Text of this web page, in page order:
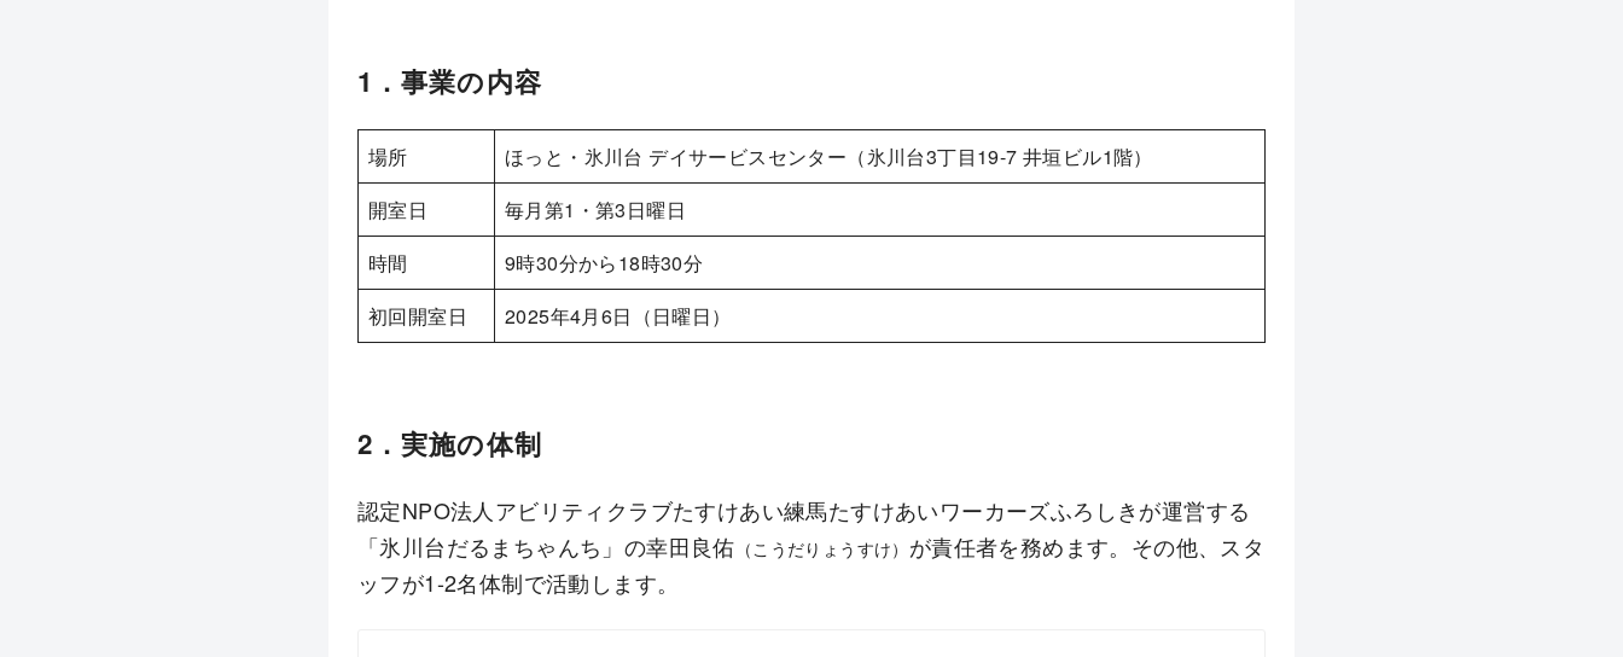
1．事業の内容
場所
ほっと・氷川台 デイサービスセンター（氷川台3丁目19-7 井垣ビル1階）
開室日
毎月第1・第3日曜日
時間
9時30分から18時30分
初回開室日
2025年4月6日（日曜日）
2．実施の体制
認定NPO法人アビリティクラブたすけあい練馬たすけあいワーカーズふろしきが運営する
「氷川台だるまちゃんち」の幸田良佑 （こうだりょうすけ） が責任者を務めます。その他、スタ
ッフが1-2名体制で活動します。